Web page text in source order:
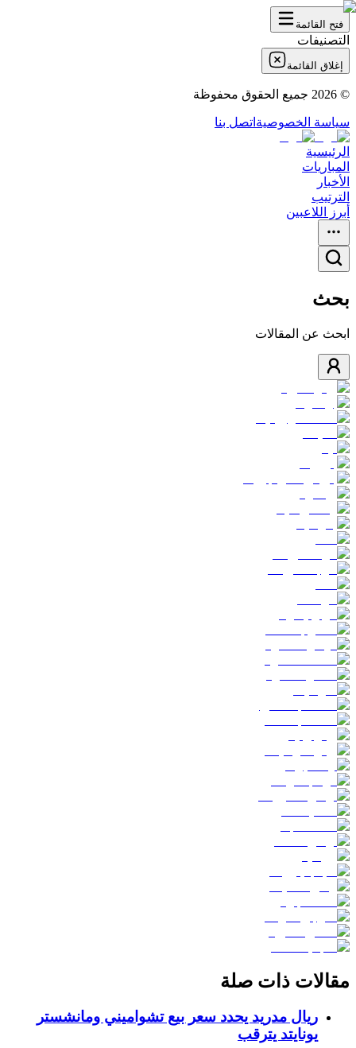
فتح القائمة
التصنيفات
إغلاق القائمة
©
2026 جميع الحقوق محفوظة
سياسة الخصوصية اتصل بنا
الرئيسية
المباريات
الأخبار
الترتيب
أبرز اللاعبين
بحث
ابحث عن المقالات
مقالات ذات صلة
ريال مدريد يحدد سعر بيع تشواميني ومانشستر
يونايتد يترقب